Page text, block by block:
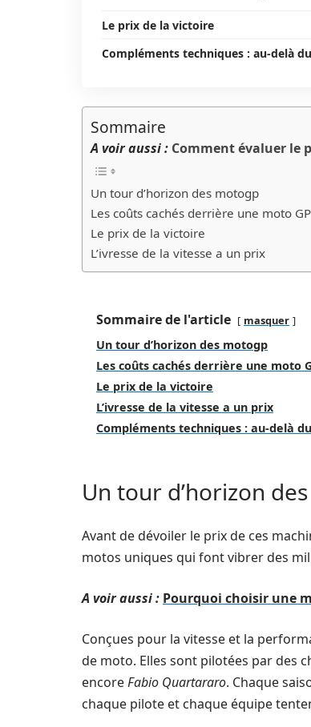
Le prix de la victoire
Compléments techniques : au‑delà
Sommaire
A voir aussi : Comment évaluer le
Un tour d’horizon des motogp
Les coûts cachés derrière une moto GP
Le prix de la victoire
L’ivresse de la vitesse a un prix
Sommaire de l'article masquer
Un tour d’horizon des motogp
Les coûts cachés derrière une moto
Le prix de la victoire
L’ivresse de la vitesse a un prix
Compléments techniques : au‑delà
Un tour d’horizon
Avant de dévoiler le prix de ces
motos uniques qui font vibrer des
A voir aussi : Pourquoi choisir une
Conçues pour la vitesse et la
de moto. Elles sont pilotées par des
encoreFabio Quartararo. Chaque
chaque pilote et chaque équipe